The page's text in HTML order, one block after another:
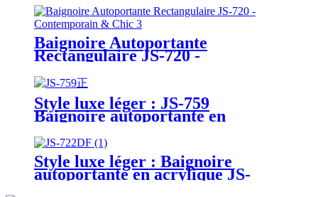
autoportante
Baignoire Autoportante
Rectangulaire JS-720 -
Style luxe léger : JS-759
Baignoire autoportante en
acrylique (2023)
Style luxe léger : Baignoire
autoportante en acrylique JS-
722DF (2023)